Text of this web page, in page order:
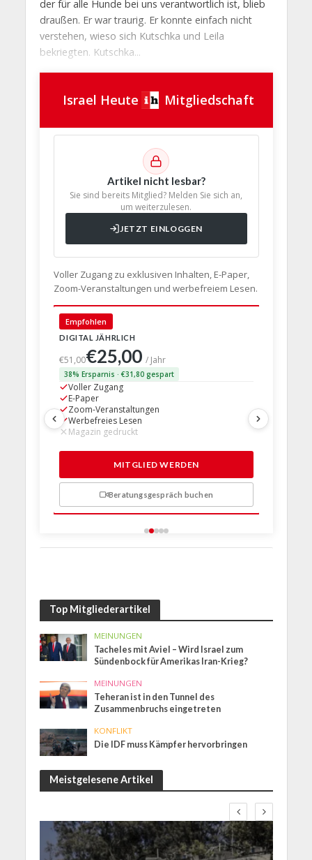
der für alle Hunde bei uns verantwortlich ist, blieb
draußen. Er war traurig. Er konnte einfach nicht
verstehen, wieso sich Kutschka und Leila
bekriegten. Kutschka...
Israel Heute Mitgliedschaft
Artikel nicht lesbar?
Sie sind bereits Mitglied? Melden Sie sich an,
um weiterzulesen.
JETZT EINLOGGEN
Voller Zugang zu exklusiven Inhalten, E-Paper,
Zoom-Veranstaltungen und werbefreiem Lesen.
Empfohlen
DIGITAL JÄHRLICH
€51,00€25,00/ Jahr
38% Ersparnis · €31,80 gespart
Voller Zugang
E-Paper
Zoom-Veranstaltungen
Werbefreies Lesen
Magazin gedruckt
MITGLIED WERDEN
Beratungsgespräch buchen
Top Mitgliederartikel
MEINUNGEN
Tacheles mit Aviel – Wird Israel zum
Sündenbock für Amerikas Iran-Krieg?
MEINUNGEN
Teheran ist in den Tunnel des
Zusammenbruchs eingetreten
KONFLIKT
Die IDF muss Kämpfer hervorbringen
Meistgelesene Artikel